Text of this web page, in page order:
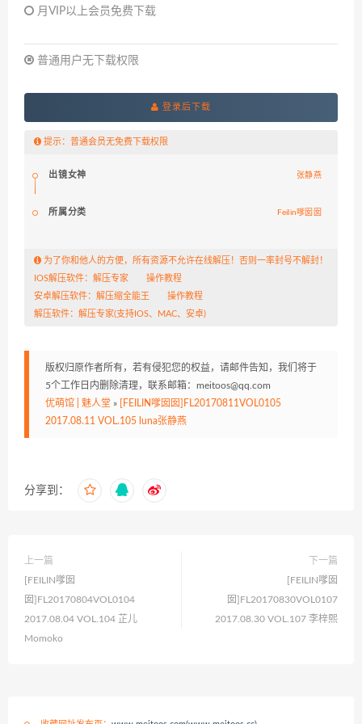
月VIP以上会员免费下载
普通用户无下载权限
登录后下载
提示：普通会员无免费下载权限
出镜女神 张静燕
所属分类 Feilin嗲囡囡
为了你和他人的方便，所有资源不允许在线解压！否则一率封号不解封！
IOS解压软件： 解压专家
操作教程
安卓解压软件： 解压缩全能王
操作教程
解压软件： 解压专家(支持IOS、MAC、安卓)
版权归原作者所有，若有侵犯您的权益，请邮件告知，我们将于
5个工作日内删除清理，联系邮箱：meitoos@qq.com
优萌馆 | 魅人堂 »
[FEILIN嗲囡囡]FL20170811VOL0105
2017.08.11 VOL.105 luna张静燕
分享到：
上一篇
[FEILIN嗲囡
囡]FL20170804VOL0104
2017.08.04 VOL.104 芷儿
Momoko
下一篇
[FEILIN嗲囡
囡]FL20170830VOL0107
2017.08.30 VOL.107 李梓熙